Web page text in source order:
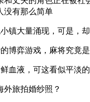
没有那么简单
镇大量涌现，可是，
博弈游戏，麻将究竟
血液，可这看似平淡
外旅拍婚纱照？